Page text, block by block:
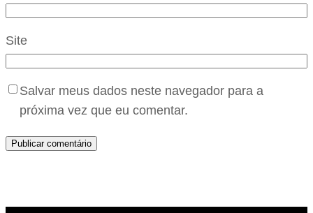
Site
Salvar meus dados neste navegador para a
próxima vez que eu comentar.